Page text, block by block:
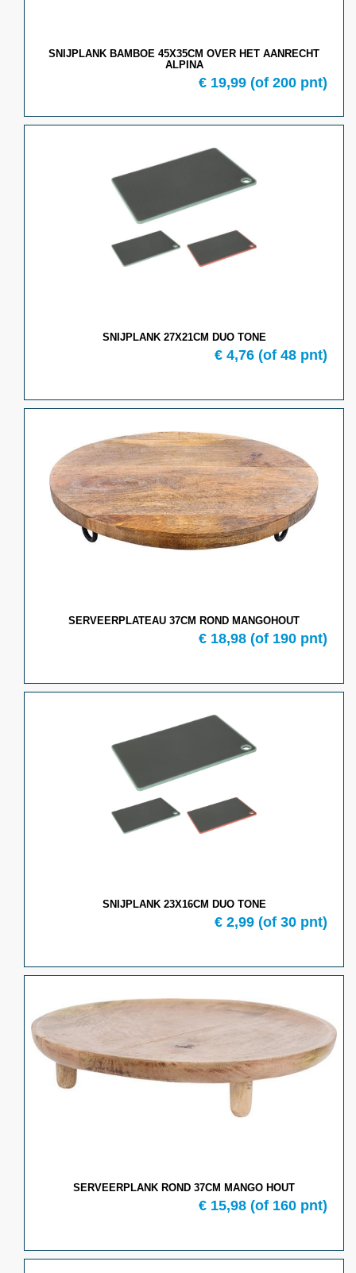
SNIJPLANK BAMBOE 45X35CM OVER HET AANRECHT
ALPINA
€ 19,99 (of 200 pnt)
SNIJPLANK 27X21CM DUO TONE
€ 4,76 (of 48 pnt)
SERVEERPLATEAU 37CM ROND MANGOHOUT
€ 18,98 (of 190 pnt)
SNIJPLANK 23X16CM DUO TONE
€ 2,99 (of 30 pnt)
SERVEERPLANK ROND 37CM MANGO HOUT
€ 15,98 (of 160 pnt)